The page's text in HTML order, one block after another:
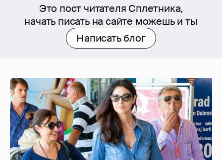
Это пост читателя Сплетника,
начать писать на сайте можешь и ты
Написать блог